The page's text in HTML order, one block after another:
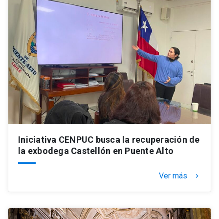
Iniciativa CENPUC busca la recuperación de
la exbodega Castellón en Puente Alto
Ver más keyboard_arrow_right